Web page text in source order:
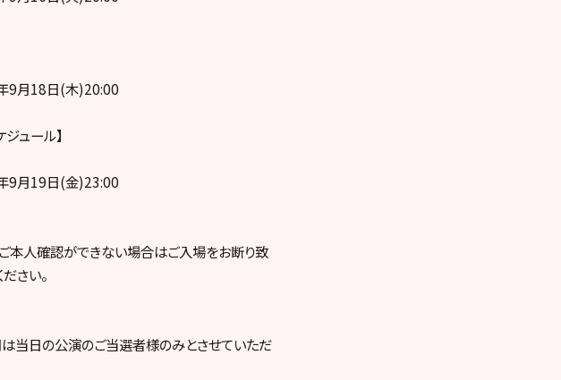
9月18日(木)20:00
ュール】
9月19日(金)23:00
本人確認ができない場合はご入場をお断り致
さい。
当日の公演のご当選者様のみとさせていただ